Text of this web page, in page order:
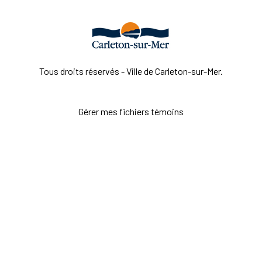
Tous droits réservés - Ville de Carleton-sur-Mer.
Gérer mes fichiers témoins